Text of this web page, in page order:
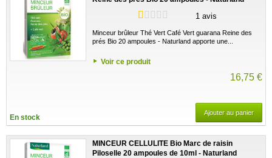
1 avis
Minceur brûleur Thé Vert Café Vert guarana Reine des
prés Bio 20 ampoules - Naturland apporte une...
Voir ce produit
16,75 €
En stock
Ajouter au panier
MINCEUR CELLULITE Bio Marc de raisin
Piloselle 20 ampoules de 10ml - Naturland